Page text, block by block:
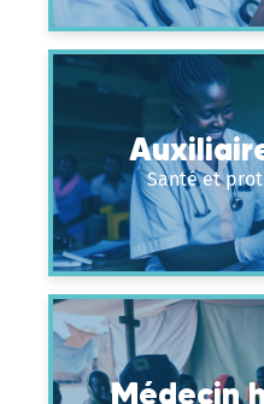
Santé et
Médecin